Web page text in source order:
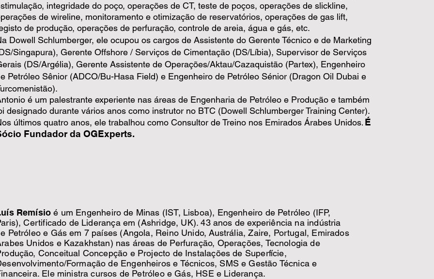
integridade do poço, operações de CT, teste de poços, operações de slickline,
de wireline, monitoramento e otimização de reservatórios, operações de gas lift,
de produção, operações de perfuração, controle de areia, água e gás, etc.
Dowell Schlumberger, ele ocupou os cargos de Assistente do Gerente Técnico e de Marketing
Singapura), Gerente Offshore / Serviços de Cimentação (DS/Líbia), Supervisor de Serviços
(DS/Argélia), Gerente Assistente de Operações/Aktau/Cazaquistão (Partex), Engenheiro
Petróleo Sênior (ADCO/Bu-Hasa Field) e Engenheiro de Petróleo Sénior (Dragon Oil Dubai e
é um palestrante experiente nas áreas de Engenharia de Petróleo e Produção e também
designado durante vários anos como instrutor no BTC (Dowell Schlumberger Training Center).
últimos quatro anos, ele trabalhou como Consultor de Treino nos Emirados Árabes Unidos. É
Fundador da OGExperts.
Remísioé um Engenheiro de Minas (IST, Lisboa), Engenheiro de Petróleo (IFP,
Certificado de Liderança em (Ashridge, UK). 43 anos de experiência na indústria
Petróleo e Gás em 7 países (Angola, Reino Unido, Austrália, Zaire, Portugal, Emirados
Unidos e Kazakhstan) nas áreas de Perfuração, Operações, Tecnologia de
Conceitual Concepção e Projecto de Instalações de Superfície,
Formação de Engenheiros e Técnicos, SMS e Gestão Técnica e
Ele ministra cursos de Petróleo e Gás, HSE e Liderança.